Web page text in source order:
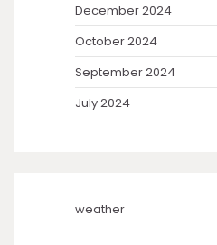
December 2024
October 2024
September 2024
July 2024
weather